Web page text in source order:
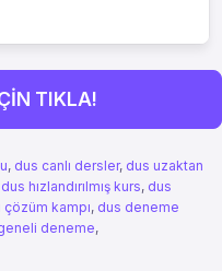
TIKLA!
, dus canlı dersler, dus uzaktan
dus hızlandırılmış kurs, dus
kampı, dus deneme
deneme,